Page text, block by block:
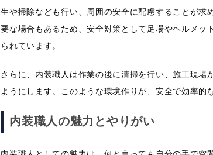
生や掃除なども行い、周囲の安全に配慮することが求
要な場合もあるため、安全対策として足場やヘルメッ
られています。
さらに、内装職人は作業の後に清掃を行い、施工現場
ようにします。このような環境作りが、安全で効率的
内装職人の魅力とやりがい